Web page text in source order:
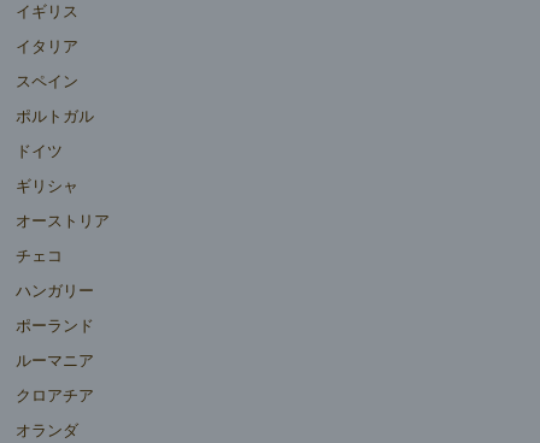
イギリス
イタリア
スペイン
ポルトガル
ドイツ
ギリシャ
オーストリア
チェコ
ハンガリー
ポーランド
ルーマニア
クロアチア
オランダ